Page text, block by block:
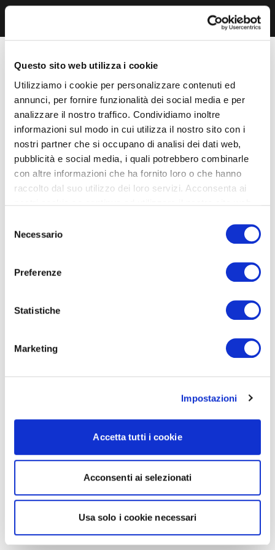
Questo sito web utilizza i cookie
Utilizziamo i cookie per personalizzare contenuti ed
annunci, per fornire funzionalità dei social media e per
analizzare il nostro traffico. Condividiamo inoltre
informazioni sul modo in cui utilizza il nostro sito con i
nostri partner che si occupano di analisi dei dati web,
pubblicità e social media, i quali potrebbero combinarle
con altre informazioni che ha fornito loro o che hanno
raccolto dal suo utilizzo dei loro servizi. Acconsenta ai
delNecessario
Preferenze
Statistiche
Marketing
Impostazioni
Accetta tutti i cookie
Acconsenti ai selezionati
Usa solo i cookie necessari